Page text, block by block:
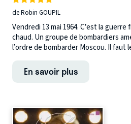
de Robin GOUPIL
Vendredi 13 mai 1964. C’est la guerre
chaud. Un groupe de bombardiers
l’ordre de bombarder Moscou. Il faut
En savoir plus